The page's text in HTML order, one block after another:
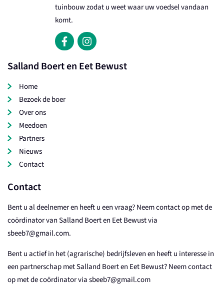
tuinbouw zodat u weet waar uw voedsel vandaan
komt.
Salland Boert en Eet Bewust
Home
Bezoek de boer
Over ons
Meedoen
Partners
Nieuws
Contact
Contact
Bent u al deelnemer en heeft u een vraag? Neem contact op met de
coördinator van Salland Boert en Eet Bewust via
sbeeb7@gmail.com.
Bent u actief in het (agrarische) bedrijfsleven en heeft u interesse in
een partnerschap met Salland Boert en Eet Bewust? Neem contact
op met de coördinator via sbeeb7@gmail.com